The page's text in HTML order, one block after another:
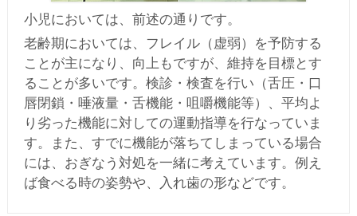
小児においては、前述の通りです。
老齢期においては、フレイル（虚弱）を予防する
ことが主になり、向上もですが、維持を目標とす
ることが多いです。検診・検査を行い（舌圧・口
唇閉鎖・唾液量・舌機能・咀嚼機能等）、平均よ
り劣った機能に対しての運動指導を行なっていま
す。また、すでに機能が落ちてしまっている場合
には、おぎなう対処を一緒に考えています。例え
ば食べる時の姿勢や、入れ歯の形などです。